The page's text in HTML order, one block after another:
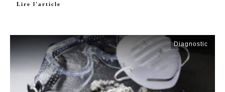
Lire l'article
Diagnostic